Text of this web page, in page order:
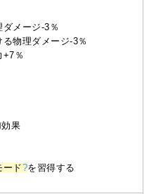
メージ-3％
物理ダメージ-3％
+7％
果
ード?を習得する